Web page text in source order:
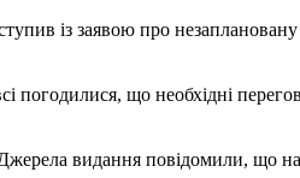
із заявою про
що необхідні
видання повідомили, що на